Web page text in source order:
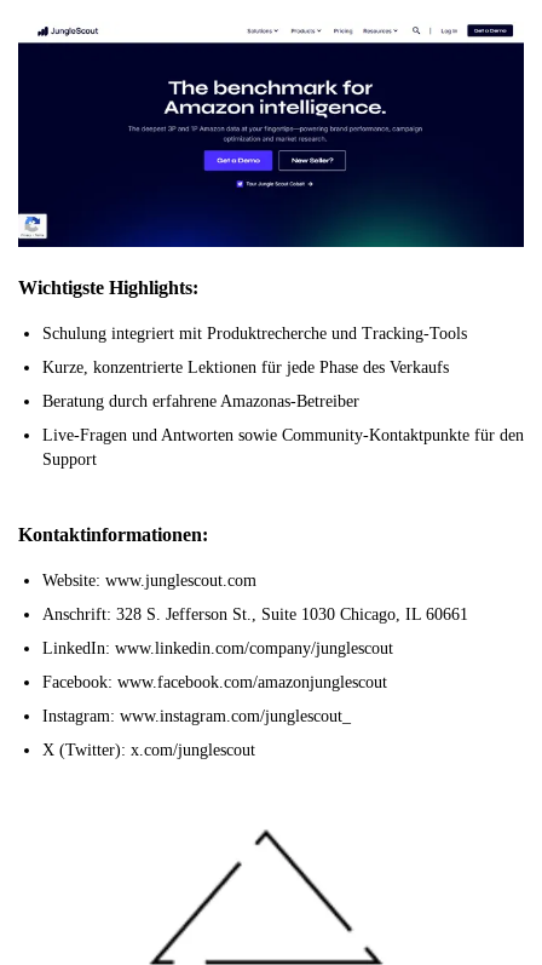
Wichtigste Highlights:
Schulung integriert mit Produktrecherche und Tracking-Tools
Kurze, konzentrierte Lektionen für jede Phase des Verkaufs
Beratung durch erfahrene Amazonas-Betreiber
Live-Fragen und Antworten sowie Community-Kontaktpunkte für den
Support
Kontaktinformationen:
Website: www.junglescout.com
Anschrift: 328 S. Jefferson St., Suite 1030 Chicago, IL 60661
LinkedIn: www.linkedin.com/company/junglescout
Facebook: www.facebook.com/amazonjunglescout
Instagram: www.instagram.com/junglescout_
X (Twitter): x.com/junglescout